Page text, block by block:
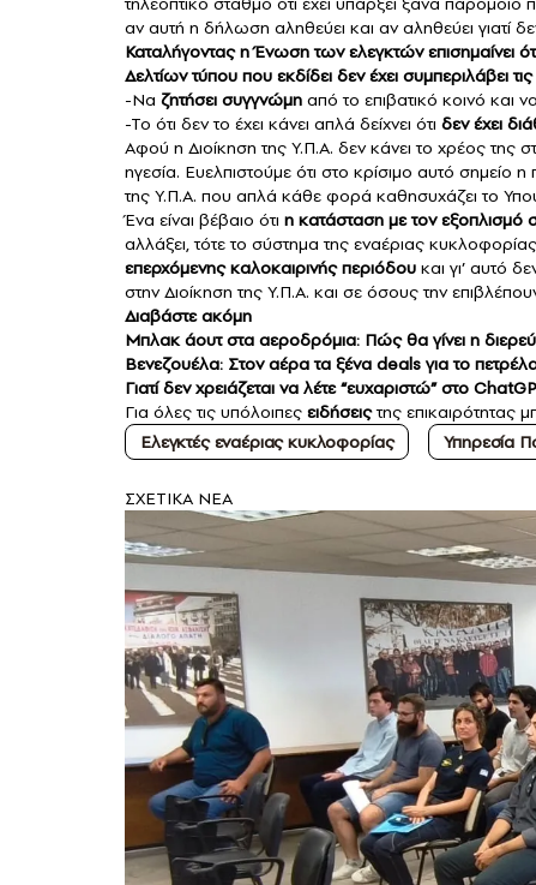
αν αυτή η δήλωση αληθεύει και αν αληθεύει γιατί
Καταλήγοντας η Ένωση των ελεγκτών επισημαίνει
Δελτίων τύπου που εκδίδει δεν έχει συμπεριλάβει
-Να ζητήσει συγγνώμη από το επιβατικό κοινό και
-Το ότι δεν το έχει κάνει απλά δείχνει ότι δεν έχει
Αφού η Διοίκηση της Υ.Π.Α. δεν κάνει το χρέος της
ηγεσία. Ευελπιστούμε ότι στο κρίσιμο αυτό σημείο η
της Υ.Π.Α. που απλά κάθε φορά καθησυχάζει το
Ένα είναι βέβαιο ότι η κατάσταση με τον εξοπλισμό
αλλάξει, τότε το σύστημα της εναέριας
επερχόμενηςκαλοκαιρινής περιόδου και γι’ αυτό
στην Διοίκηση της Υ.Π.Α. και σε όσους την
Διαβάστε ακόμη
Mπλακ άουτ στα αεροδρόμια: Πώς θα γίνει η
Βενεζουέλα: Στον αέρα τα ξένα deals για το
Γιατί δεν χρειάζεται να λέτε “ευχαριστώ” στο
Για όλες τις υπόλοιπες ειδήσειςτης επικαιρότητας
Ελεγκτές εναέριας κυκλοφορίας
Υπηρεσία
ΣXETIKA NEA